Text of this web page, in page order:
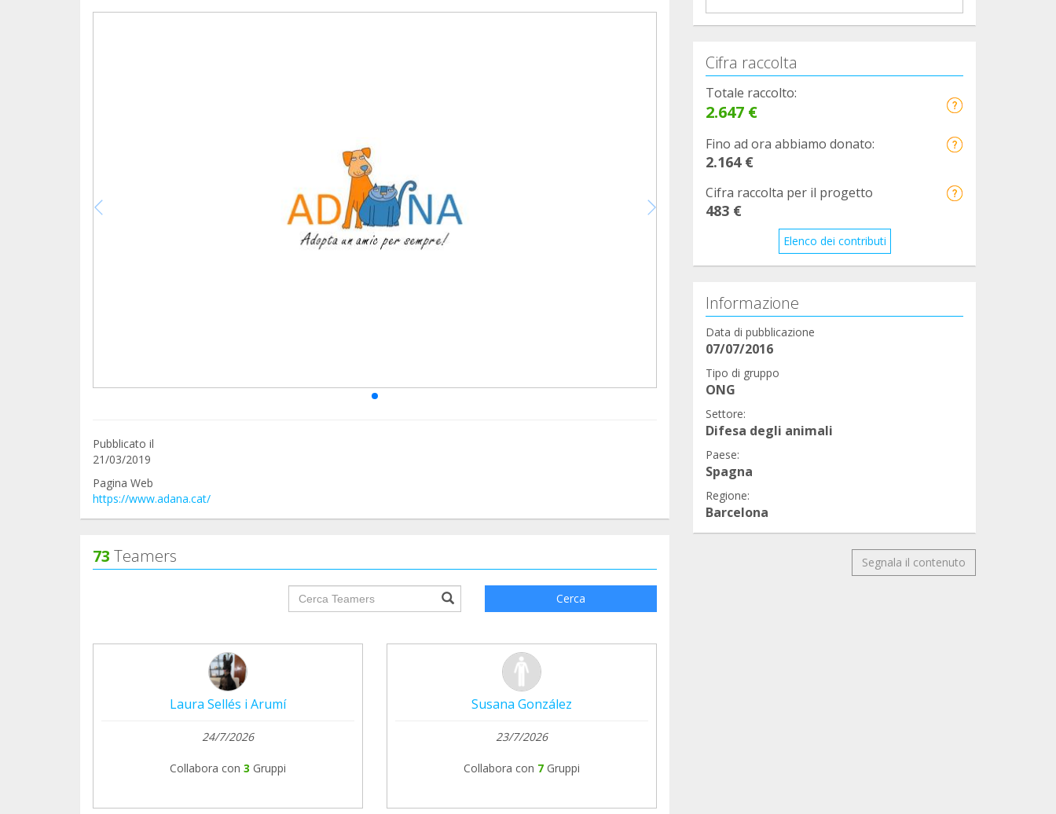
Pubblicato il
21/03/2019
Pagina Web
https://www.adana.cat/
73 Teamers
groupProfile.searchForm.search.text??? Cerca
Laura Sellés i Arumí
24/7/2026
Collabora con 3 Gruppi
Susana González
23/7/2026
Collabora con 7 Gruppi
Cifra raccolta
Totale raccolto:
2.647 €
Fino ad ora abbiamo donato:
2.164 €
Cifra raccolta per il progetto
483 €
Elenco dei contributi
Informazione
Data di pubblicazione
07/07/2016
Tipo di gruppo
ONG
Settore:
Difesa degli animali
Paese:
Spagna
Regione:
Barcelona
Segnala il contenuto